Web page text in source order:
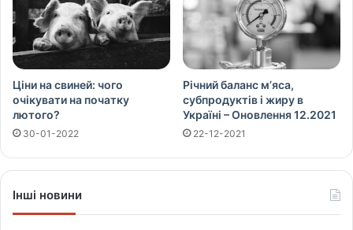
Ціни на свиней: чого
очікувати на початку
лютого?
30-01-2022
Річний баланс м’яса,
субпродуктів і жиру в
Україні – Оновлення 12.2021
22-12-2021
Інші новини